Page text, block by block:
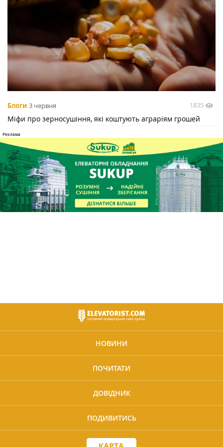
Блоги 3 червня 1835
Міфи про зерносушіння, які коштують аграріям грошей
НОВИНИ
ПОЧИТАТИ
ДОВІДНИК
ПОДИВИТИСЬ